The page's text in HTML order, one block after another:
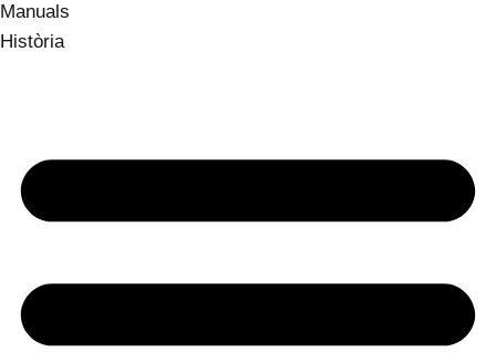
Manuals
Història